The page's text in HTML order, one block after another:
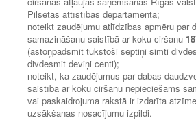
Pilsētas attīstības departamentā;
noteikt zaudējumu atlīdzības apmēru par
samazināšanu saistībā ar koku ciršanu
(astoņpadsmit tūkstoši septiņi simti
divdesmit deviņi centi);
noteikt, ka zaudējumus par dabas
saistībā ar koku ciršanu nepieciešams
vai paskaidrojuma rakstā ir izdarīta
uzsākšanas nosacījumu izpildi.